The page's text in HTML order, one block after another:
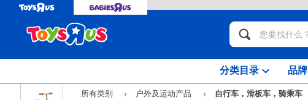
分类目录 品牌
所有类别 户外及运动产品 自行车，滑板车，骑乘车